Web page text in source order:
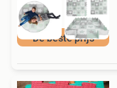
De beste prijs